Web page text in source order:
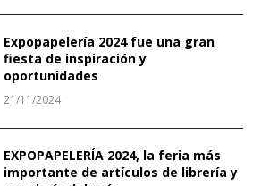
Expopapelería 2024 fue una gran
fiesta de inspiración y
oportunidades
21/11/2024
EXPOPAPELERÍA 2024, la feria más
importante de artículos de librería y